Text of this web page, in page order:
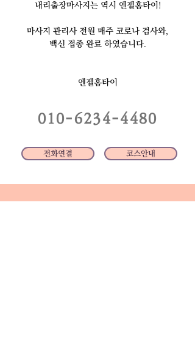
​내리출장마사지는 역시 엔젤홈타이!
마사지 관리사 전원 매주 코로나 검사와,
백신 접종 완료 하였습니다.
엔젤홈타이
​010-6234-4480
전화연결 코스안내